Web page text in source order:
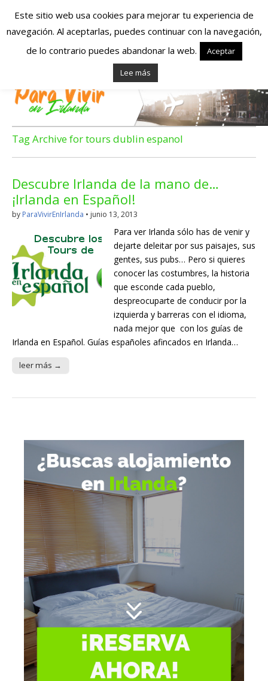
Españoles en
Irlanda – Vivir en
Irlanda – Trabajo
en Irlanda –
Alojamiento en
Irlanda
Blog dedicado a los que viven, estudian y trabajan en
Irlanda!
Tag Archive for tours dublin espanol
Descubre Irlanda de la mano de…
¡Irlanda en Español!
by ParaVivirEnIrlanda • junio 13, 2013
Para ver Irlanda sólo has de venir y
dejarte deleitar por sus paisajes, sus
gentes, sus pubs… Pero si quieres
conocer las costumbres, la historia
que esconde cada pueblo,
despreocuparte de conducir por la
izquierda y barreras con el idioma,
nada mejor que con los guías de
Irlanda en Español. Guías españoles afincados en Irlanda…
leer más →
Este sitio web usa cookies para mejorar tu experiencia de
navegación. Al aceptarlas, puedes continuar con la navegación,
de lo contrario puedes abandonar la web.
Aceptar
Lee más